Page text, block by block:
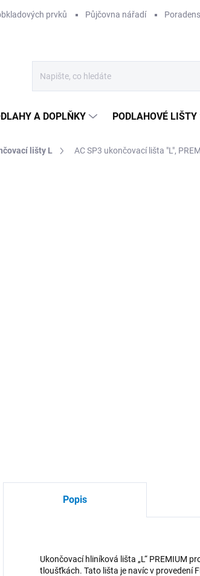
prvků Půjčovna nářadí
A DOPLŇKY PODLAHOVÉ LIŠTY
lišty L AC SP3 ukončovací lišta "L",
Popis
Ukončovací hliníková lišta „L“ PREMIUM
tloušťkách. Tato lišta je navíc v provedení